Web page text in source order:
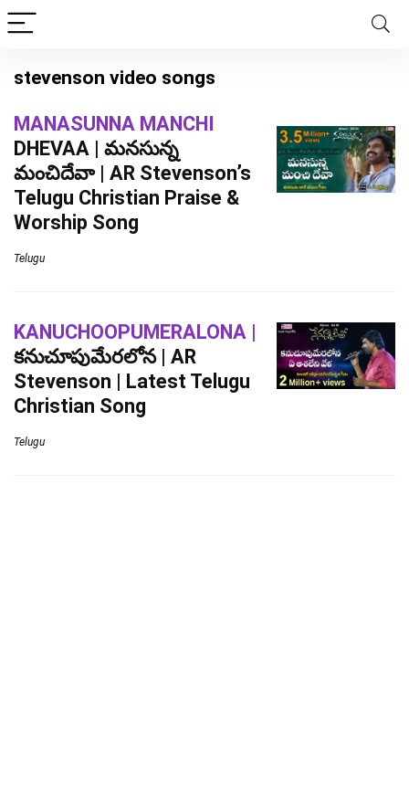
stevenson video songs
MANASUNNA MANCHI
DHEVAA | మనసున్న
మంచిదేవా | AR Stevenson’s
Telugu Christian Praise &
Worship Song
Telugu
KANUCHOOPUMERALONA |
కనుచూపుమేరలోన | AR
Stevenson | Latest Telugu
Christian Song
Telugu